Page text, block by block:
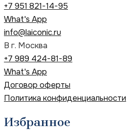
+7 951 821-14-95
What's App
info@laiconic.ru
В г. Москва
+7 989 424-81-89
What's App
Договор оферты
Политика конфиденциальности
Избранное